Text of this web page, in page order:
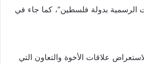
الرسمية بدولة فلسطين”، كما جاء في
علاقات الأخوة والتعاون التي